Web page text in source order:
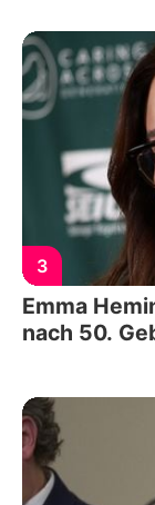
3
Emma
nach 50.